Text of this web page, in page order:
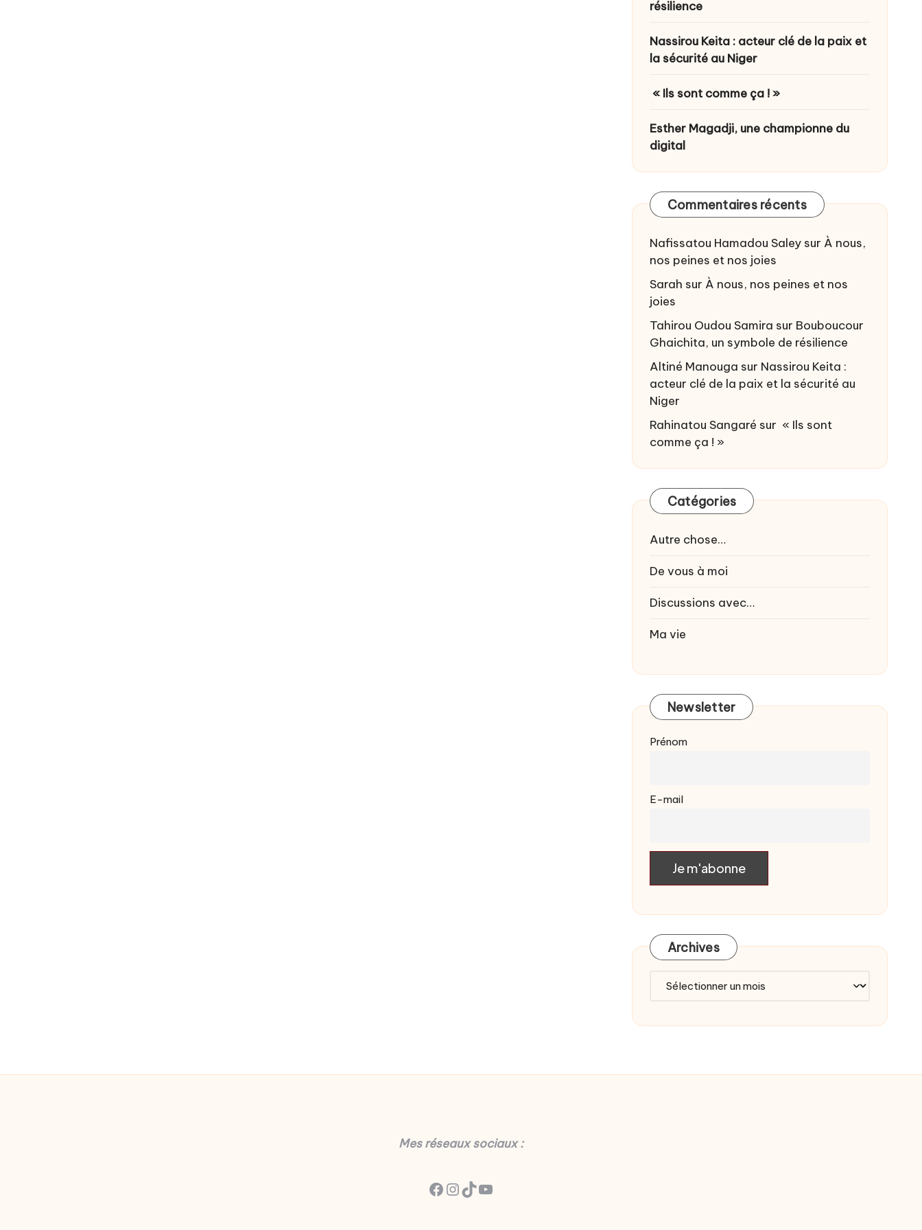
résilience
Nassirou Keita : acteur clé de la paix et
la sécurité au Niger
« Ils sont comme ça ! »
Esther Magadji, une championne du
digital
Commentaires récents
Nafissatou Hamadou Saleysur À nous,
nos peines et nos joies
Sarah sur À nous, nos peines et nos
joies
Tahirou Oudou Samira sur Bouboucour
Ghaichita, un symbole de résilience
Altiné Manouga sur Nassirou Keita :
acteur clé de la paix et la sécurité au
Niger
Rahinatou Sangaré sur « Ils sont
comme ça ! »
Catégories
Autre chose…
De vous à moi
Discussions avec…
Ma vie
Newsletter
Prénom
E-mail
Archives
Archives
Mes réseaux sociaux :
Facebook
Instagram
TikTok
YouTube